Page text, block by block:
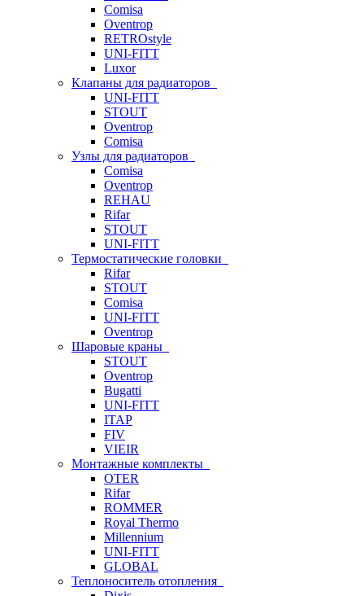
Comisa
Oventrop
RETROstyle
UNI-FITT
Luxor
Клапаны для радиаторов
UNI-FITT
STOUT
Oventrop
Comisa
Узлы для радиаторов
Comisa
Oventrop
REHAU
Rifar
STOUT
UNI-FITT
Термостатические головки
Rifar
STOUT
Comisa
UNI-FITT
Oventrop
Шаровые краны
STOUT
Oventrop
Bugatti
UNI-FITT
ITAP
FIV
VIEIR
Монтажные комплекты
OTER
Rifar
ROMMER
Royal Thermo
Millennium
UNI-FITT
GLOBAL
Теплоноситель отопления